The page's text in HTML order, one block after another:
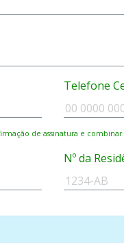
Telefone
de assinatura e combinar
Nº da